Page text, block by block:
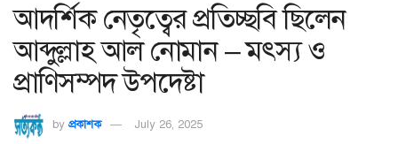
আদর্শিক নেতৃত্বের প্রতিচ্ছবি ছিলেন
আব্দুল্লাহ আল নোমান – মৎস্য ও
প্রাণিসম্পদ উপদেষ্টা
by প্রকাশক July 26, 2025